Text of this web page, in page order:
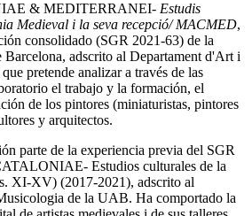
& MEDITERRANEI- Estudis
Medieval i la seva recepció/ MACMED,
consolidado (SGR 2021-63) de la
adscrito al Departament d'Art i
pretende analizar a través de las
el trabajo y la formación, el
de los pintores (miniaturistas, pintores
y arquitectos.
parte de la experiencia previa del SGR
Estudios culturales de la
XI-XV) (2017-2021), adscrito al
de la UAB. Ha comportado la